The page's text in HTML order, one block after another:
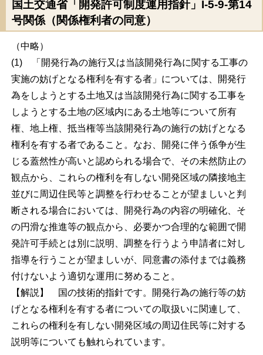
国土交通省「開発許可制度運用指針」I-5-9-第14
号関係（関係権利者の同意）
（中略）
(1) 「開発行為の施行又は当該開発行為に関する工事の
実施の妨げとなる権利を有する者」については、開発行
為をしようとする土地又は当該開発行為に関する工事を
しようとする土地の区域内にある土地等について所有
権、地上権、抵当権等当該開発行為の施行の妨げとなる
権利を有する者であること。なお、開発に伴う係争が生
じる蓋然性が高いと認められる場合で、その未然防止の
観点から、これらの権利を有しない開発区域の隣接地主
並びに周辺住民等と調整を行わせることが望ましいと判
断される場合においては、開発行為の内容の明確化、そ
の円滑な推進等の観点から、必要かつ合理的な範囲で開
発許可手続とは別に説明、調整を行うよう申請者に対し
指導を行うことが望ましいが、同意書の添付までは義務
付けないよう適切な運用に努めること。
【解説】 国の技術的指針です。開発行為の施行等の妨
げとなる権利を有する者についての取扱いに関連して、
これらの権利を有しない開発区域の周辺住民等に対する
説明等についても触れられています。